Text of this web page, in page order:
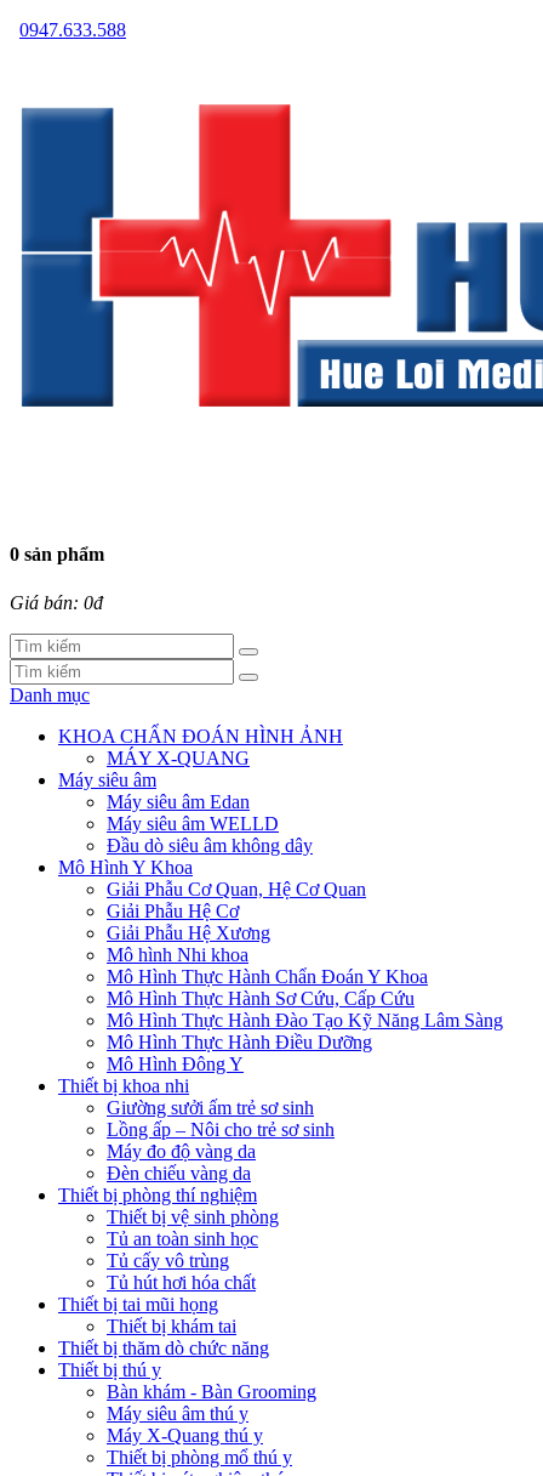
0947.633.588
0 sản phẩm
Giá bán: 0đ
Danh mục
KHOA CHẨN ĐOÁN HÌNH ẢNH
MÁY X-QUANG
Máy siêu âm
Máy siêu âm Edan
Máy siêu âm WELLD
Đầu dò siêu âm không dây
Mô Hình Y Khoa
Giải Phẫu Cơ Quan, Hệ Cơ Quan
Giải Phẫu Hệ Cơ
Giải Phẫu Hệ Xương
Mô hình Nhi khoa
Mô Hình Thực Hành Chẩn Đoán Y Khoa
Mô Hình Thực Hành Sơ Cứu, Cấp Cứu
Mô Hình Thực Hành Đào Tạo Kỹ Năng Lâm Sàng
Mô Hình Thực Hành Điều Dưỡng
Mô Hình Đông Y
Thiết bị khoa nhi
Giường sưởi ấm trẻ sơ sinh
Lồng ấp – Nôi cho trẻ sơ sinh
Máy đo độ vàng da
Đèn chiếu vàng da
Thiết bị phòng thí nghiệm
Thiết bị vệ sinh phòng
Tủ an toàn sinh học
Tủ cấy vô trùng
Tủ hút hơi hóa chất
Thiết bị tai mũi họng
Thiết bị khám tai
Thiết bị thăm dò chức năng
Thiết bị thú y
Bàn khám - Bàn Grooming
Máy siêu âm thú y
Máy X-Quang thú y
Thiết bị phòng mổ thú y